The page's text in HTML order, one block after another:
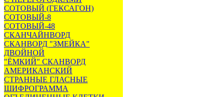
СОТОВЫЙ (ГЕКСАГОН)
СОТОВЫЙ-8
СОТОВЫЙ-48
СКАНЧАЙНВОРД
СКАНВОРД "ЗМЕЙКА"
ДВОЙНОЙ
"ЁМКИЙ" СКАНВОРД
АМЕРИКАНСКИЙ
СТРАННЫЕ ГЛАСНЫЕ
ШИФРОГРАММА